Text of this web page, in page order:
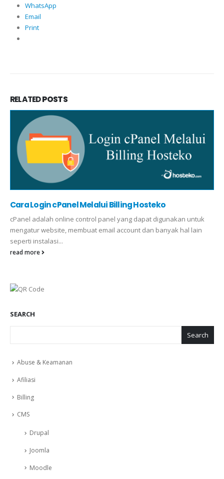
WhatsApp
Email
Print
RELATEDPOSTS
Cara Login cPanel Melalui Billing Hosteko
cPanel adalah online control panel yang dapat digunakan untuk
mengatur website, membuat email account dan banyak hal lain
seperti instalasi...
read more
SEARCH
Search
Abuse & Keamanan
Afiliasi
Billing
CMS
Drupal
Joomla
Moodle